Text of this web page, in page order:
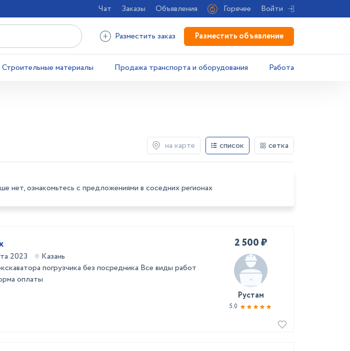
Чат Заказы Объявления Горячее Войти
Разместить заказ Разместить объявление
Строительные материалы Продажа транспорта и оборудования Работа
на карте список сетка
нет, ознакомьтесь с предложениями в соседних регионах
2023
Казань
погрузчика без посредника Все виды работ
оплаты
2 500 ₽
Рустам
5.0